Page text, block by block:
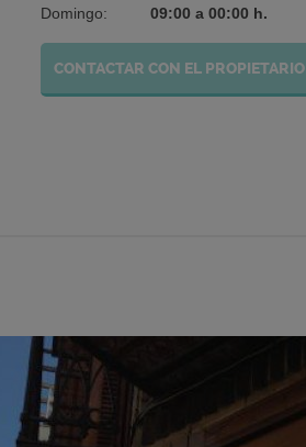
Domingo:
09:00 a 00:00 h.
CONTACTAR CON EL PROPIETARIO